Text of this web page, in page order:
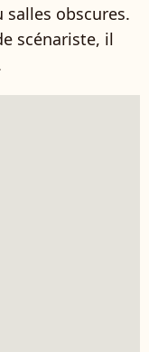
salles obscures.
scénariste, il